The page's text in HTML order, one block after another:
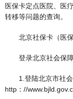
医保卡定点医院、医
转移等问题的查询。
北京社保卡（医保
登录北京社会保障
1.登陆北京市社会
http：//